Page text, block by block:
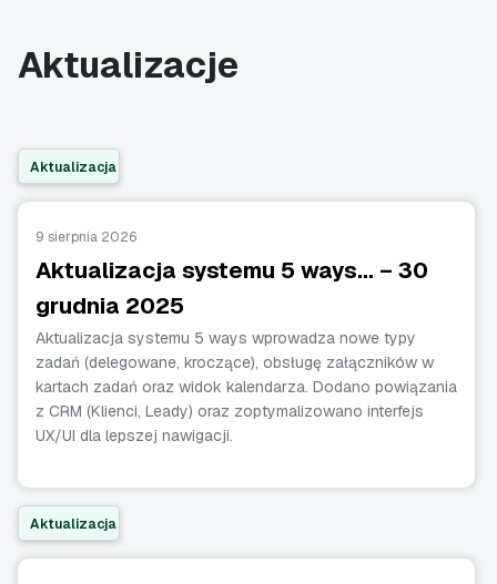
Aktualizacje
Aktualizacja
9 sierpnia 2026
Aktualizacja systemu 5 ways… – 30
grudnia 2025
Aktualizacja systemu 5 ways wprowadza nowe typy
zadań (delegowane, kroczące), obsługę załączników w
kartach zadań oraz widok kalendarza. Dodano powiązania
z CRM (Klienci, Leady) oraz zoptymalizowano interfejs
UX/UI dla lepszej nawigacji.
Aktualizacja